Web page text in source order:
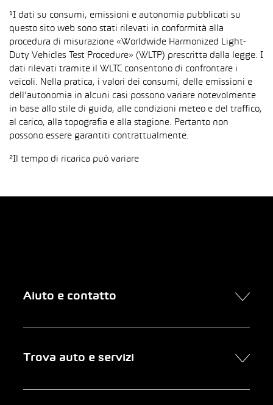
¹I dati su consumi, emissioni e autonomia pubblicati su
questo sito web sono stati rilevati in conformità alla
procedura di misurazione «Worldwide Harmonized Light-
Duty Vehicles Test Procedure» (WLTP) prescritta dalla legge. I
dati rilevati tramite il WLTC consentono di confrontare i
veicoli. Nella pratica, i valori dei consumi, delle emissioni e
dell’autonomia in alcuni casi possono variare notevolmente
in base allo stile di guida, alle condizioni meteo e del traffico,
al carico, alla topografia e alla stagione. Pertanto non
possono essere garantiti contrattualmente.
²Il tempo di ricarica può variare
Aiuto e contatto
Trova auto e servizi